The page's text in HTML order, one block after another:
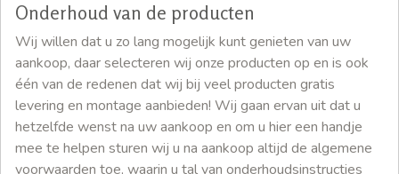
Onderhoud van de producten
Wij willen dat u zo lang mogelijk kunt genieten van uw
aankoop, daar selecteren wij onze producten op en is ook
één van de redenen dat wij bij veel producten gratis
levering en montage aanbieden! Wij gaan ervan uit dat u
hetzelfde wenst na uw aankoop en om u hier een handje
mee te helpen sturen wij u na aankoop altijd de algemene
voorwaarden toe, waarin u tal van onderhoudsinstructies